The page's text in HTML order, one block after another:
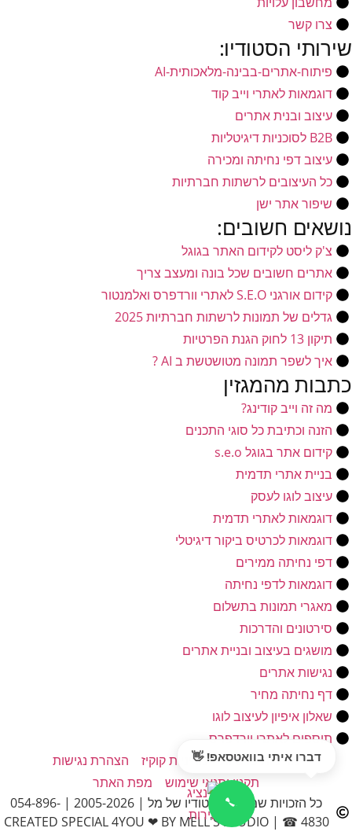
צרו קשר
שירותי הסטודיו:
פיתוח-אתרים-בבינה-מלאכותית-AI
דוגמאות לאתרי וייב קוד
עיצוב ובנית אתרים
B2B לסוכניות דיגיטליות
עיצוב דפי נחיתה ומכירה
כל העיצובים לרשתות חברתיות
שיפור אתר ישן
נושאים חשובים:
צ'ק ליסט לקידום האתר בגוגל
אתרים חשובים שכל בונה ומעצב צריך
קידום אורגני S.E.O לאתרי וורדפרס ואלמנטור
גדלים של תמונות לרשתות חברתיות 2025
תיקון 13 לחוק הגנת הפרטיות
איך לשפר תמונה מטושטשת ב AI ?
כתבות מהמגזין
מה זה וייב קודינג?
הזנה וכתיבת כל סוגי התכנים
קידום אתר בגוגל s.e.o
בניית אתרי תדמית
עיצוב לוגו לעסק
דוגמאות לאתרי תדמית
דוגמאות לכרטיס ביקור דיגיטלי
דפי נחיתה ממירים
דוגמאות לדפי נחיתה
מאגרי תמונות בתשלום
סירטונים והדרכות
מושגים בעיצוב ובניית אתרים
נגישות אתרים
דף נחיתה מחיר
שאלון איפיון לעיצוב לוגו
תוספים לאתרי וורדפרס
מדיניות פרטיות
מדיניות קוקיז
הצהרת נגישות
תקנון ותנאי שימוש
מפת האתר
כל הזכויות שמורות לסטודיו של מל | 2005-2026 | 054-896-
4830 ☎ | CREATED SPECIAL 4YOU ❤ BY MELL'S STUDIO
דברו איתי בוואטסאפ! 👋